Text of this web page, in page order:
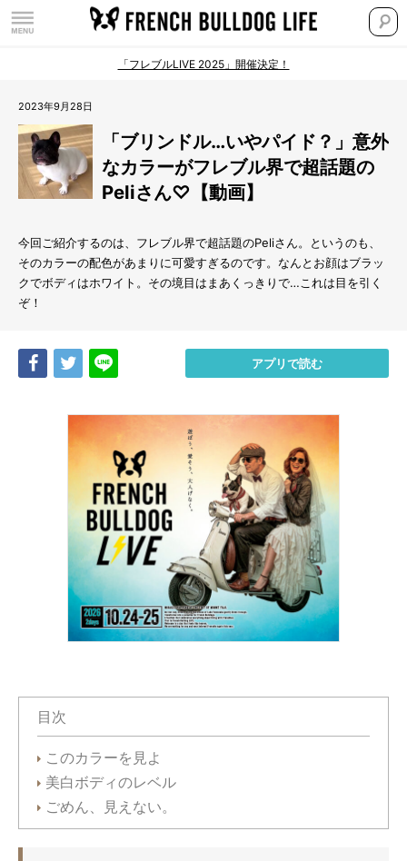
「フレブルLIVE 2025」開催決定！
2023年9月28日
「ブリンドル…いやパイド？」意外
なカラーがフレブル界で超話題の
Peliさん♡【動画】
今回ご紹介するのは、フレブル界で超話題のPeliさん。というのも、
そのカラーの配色があまりに可愛すぎるのです。なんとお顔はブラッ
クでボディはホワイト。その境目はまあくっきりで…これは目を引く
ぞ！
Share Tweet アプリで読む
目次
このカラーを見よ
美白ボディのレベル
ごめん、見えない。